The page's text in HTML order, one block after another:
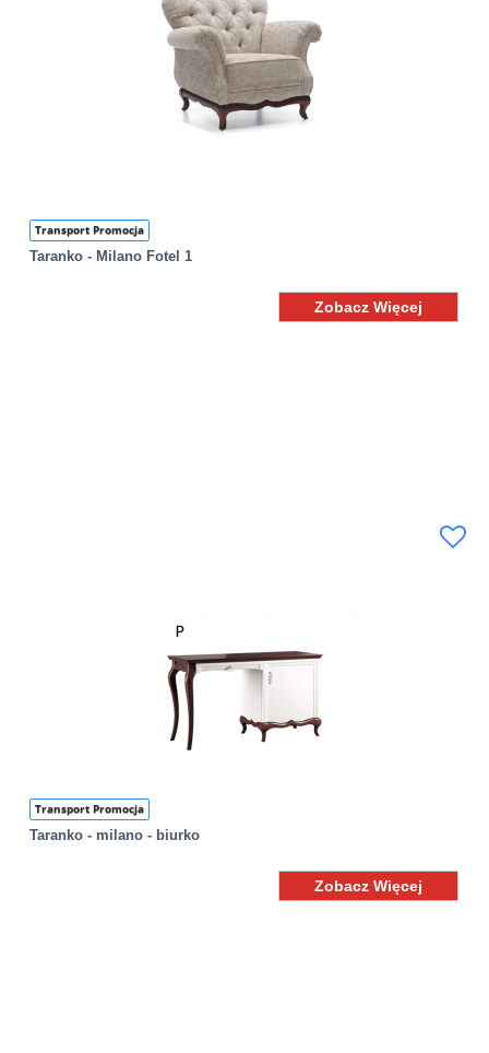
Transport Promocja
Taranko - Milano Fotel 1
Zobacz Więcej
Transport Promocja
Taranko - milano - biurko
Zobacz Więcej